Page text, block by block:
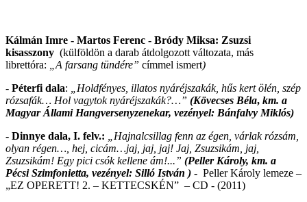
Kálmán Imre - Martos Ferenc - Bródy Miksa: Zsuzsi
kisasszony (külföldön a darab átdolgozott változata, más
librettóra:
„A farsang tündére” címmel ismert)
- Péterfi dala:
„Holdfényes, illatos nyáréjszakák, hűs kert ölén, szép
rózsafák… Hol vagytok nyáréjszakák?…” (Kövecses Béla, km. a
Magyar Állami Hangversenyzenekar, vezényel: Bánfalvy Miklós)
- Dinnye dala, I. felv.:
„Hajnalcsillag fenn az égen, várlak rózsám,
olyan régen…, hej, cicám…jaj, jaj, jaj! Jaj, Zsuzsikám, jaj,
Zsuzsikám! Egy pici csók kellene ám!...” (Peller Károly, km. a
Pécsi Szimfonietta, vezényel: Silló István ) - Peller Károly lemeze –
„EZ OPERETT! 2. – KETTECSKÉN” – CD - (2011)